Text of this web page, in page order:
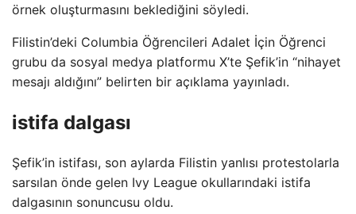
örnek oluşturmasını beklediğini söyledi.
Filistin’deki Columbia Öğrencileri Adalet İçin Öğrenci
grubu da sosyal medya platformu X’te Şefik’in “nihayet
mesajı aldığını” belirten bir açıklama yayınladı.
istifa dalgası
Şefik’in istifası, son aylarda Filistin yanlısı protestolarla
sarsılan önde gelen Ivy League okullarındaki istifa
dalgasının sonuncusu oldu.